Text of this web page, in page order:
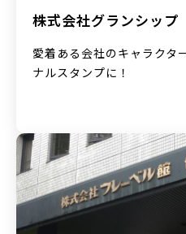
株式会社グランシップ
愛着ある会社のキャラク
ナルスタンプに！